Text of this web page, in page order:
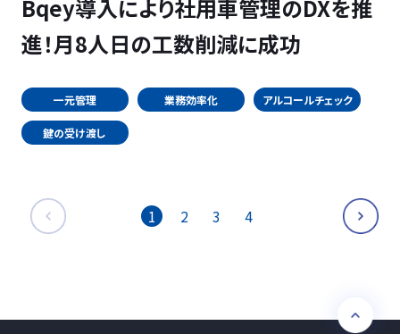
Bqey導入により社用車管理のDXを推
進！月8人日の工数削減に成功
一元管理 業務効率化 アルコールチェック
鍵の受け渡し
1 2 3 4